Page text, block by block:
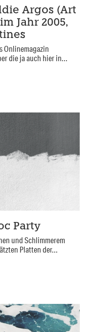
Argos (Art
Jahr 2005,
Onlinemagazin
die ja auch hier in...
Party
und Schlimmerem
Platten der...